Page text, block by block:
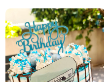
TANIA CAKES